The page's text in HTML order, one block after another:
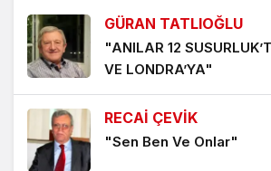
4 yıl önce
SON YILLARDA NASIL FAKİRLEŞTİK ?
4 yıl önce
HALK İÇİN BELEDİYECİLİK
GÜRAN TATLIOĞLU
"ANILAR 12 SUSURLUK’TAN NEW YORK
VE LONDRA’YA"
RECAİ ÇEVİK
"Sen Ben Ve Onlar"